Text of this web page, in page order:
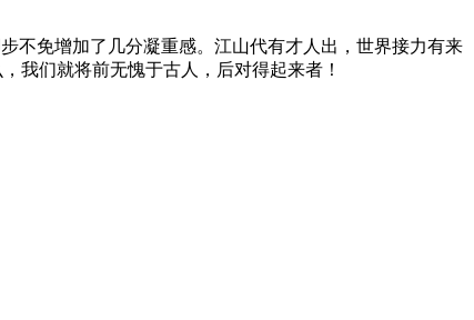
免增加了几分凝重感。江山代有才人出，世界接力有来
我们就将前无愧于古人，后对得起来者！